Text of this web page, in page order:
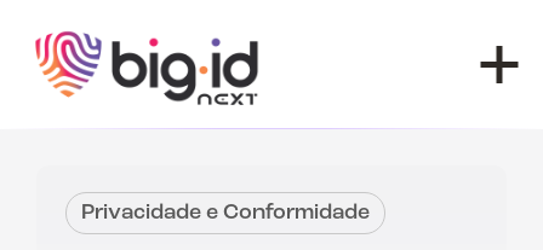
Privacidade e Conformidade